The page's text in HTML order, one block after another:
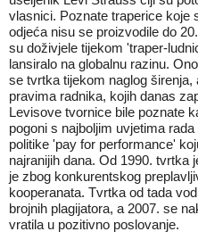
vlasnici. Poznate traperice koje
odjeća nisu se proizvodile do
su doživjele tijekom 'traper-
lansiralo na globalnu razinu.
se tvrtka tijekom naglog
pravima radnika, kojih danas
Levisove tvornice bile poznate
pogoni s najboljim uvjetima
politike 'pay for performance'
najranijih dana. Od 1990. tvrtka
je zbog konkurentskog
kooperanata. Tvrtka od tada
brojnih plagijatora, a 2007. se
vratila u pozitivno poslovanje.